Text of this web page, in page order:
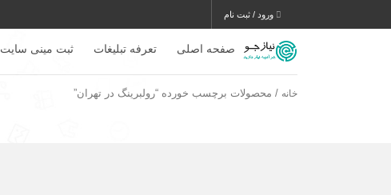
ورود / ثبت نام
صفحه اصلی تعرفه تبلیغات ثبت مینی سایت
خانه / محصولات برچسب خورده “رولبرینگ در تهران”